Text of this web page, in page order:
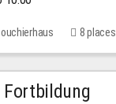
8 places